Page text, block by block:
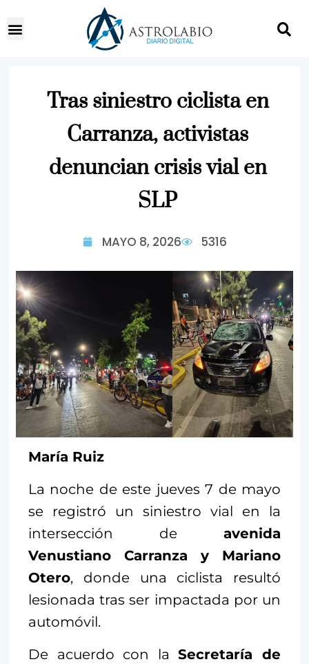
Tras siniestro ciclista en
Carranza, activistas
denuncian crisis vial en
SLP
MAYO 8, 2026 5316
María Ruiz
La noche de este jueves 7 de mayo
se registró un siniestro vial en la
intersección de avenida
Venustiano Carranza y Mariano
Otero, donde una ciclista resultó
lesionada tras ser impactada por un
automóvil.
De acuerdo con laSecretaría de